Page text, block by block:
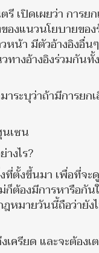
ปิดเผยว่า การยก
งแนวนโยบายขอ
น้า มีตัวอ้างอิงอื่น
างอ้างอิงร่วมกันทั้
ระบุว่าถ้ามีการย
เซน
งไร?
ตั้งขึ้นมา เพื่อที่จ
ต้องมีการหารือกั
มายวันนี้ถือว่ายัง
รียด และจะต้องเ